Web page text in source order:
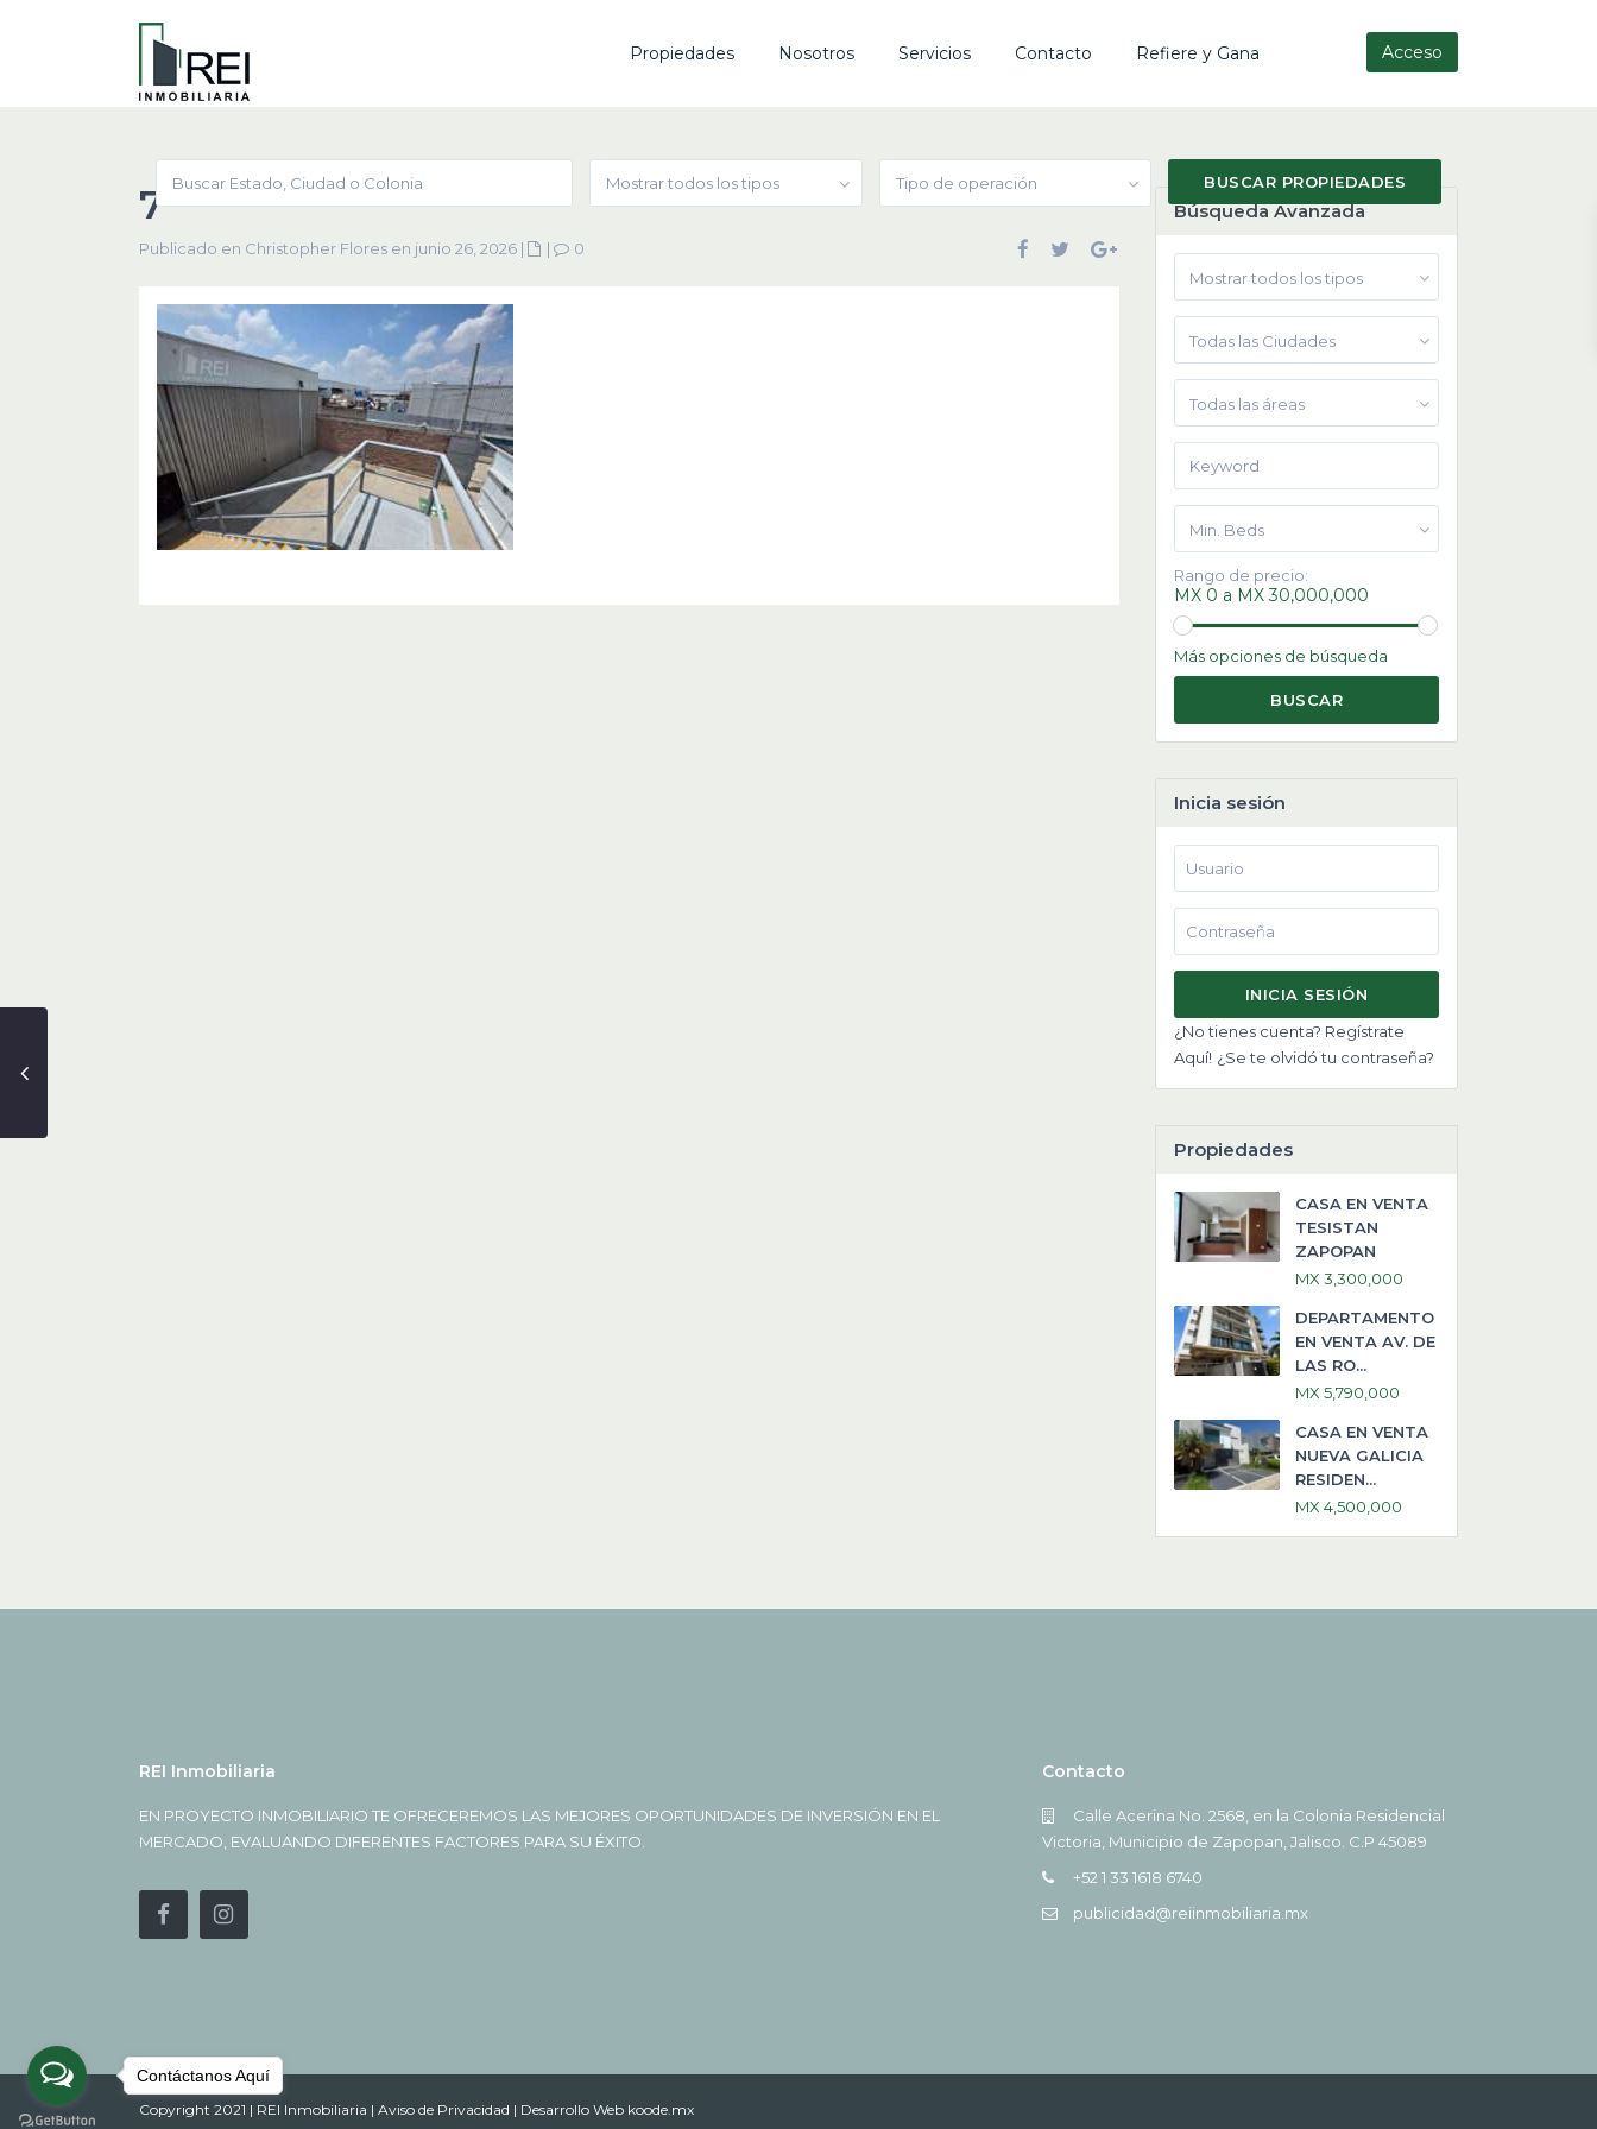
Acceso
Propiedades Nosotros Servicios Contacto Refiere y Gana
Mostrar todos los tipos Tipo de operación
7
Publicado en Christopher Flores en junio 26, 2026 | | 0
Búsqueda Avanzada
Mostrar todos los tipos
Todas las Ciudades
Todas las áreas
Min. Beds
Rango de precio:
MX 0 a MX 30,000,000
Más opciones de búsqueda
BUSCAR
Inicia sesión
INICIA SESIÓN
¿No tienes cuenta? Regístrate
Aquí! ¿Se te olvidó tu contraseña?
Propiedades
CASA EN VENTA
TESISTAN
ZAPOPAN
MX 3,300,000
DEPARTAMENTO
EN VENTA AV. DE
LAS RO...
MX 5,790,000
CASA EN VENTA
NUEVA GALICIA
RESIDEN...
MX 4,500,000
REI Inmobiliaria
EN PROYECTO INMOBILIARIO TE OFRECEREMOS LAS MEJORES OPORTUNIDADES DE INVERSIÓN EN EL
MERCADO, EVALUANDO DIFERENTES FACTORES PARA SU ÉXITO.
Contacto
Calle Acerina No. 2568, en la Colonia Residencial
Victoria, Municipio de Zapopan, Jalisco. C.P 45089
+52 1 33 1618 6740
publicidad@reiinmobiliaria.mx
Copyright 2021 | REI Inmobiliaria | Aviso de Privacidad | Desarrollo Web koode.mx
Contáctanos Aquí